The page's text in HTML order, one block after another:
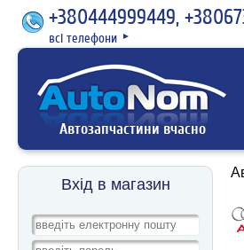
+380444999449,
всі телефони ►
Автозапчастини вчасно
Вхід в магазин